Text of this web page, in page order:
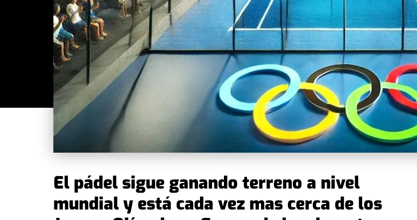
El pádel sigue ganando terreno a nivel
mundial y está cada vez mas cerca de los